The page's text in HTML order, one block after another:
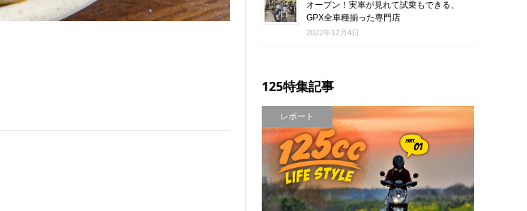
オープン！実車が見れて試乗もできる、
GPX全車種揃った専門店
2022年12月4日
125特集記事
レポート